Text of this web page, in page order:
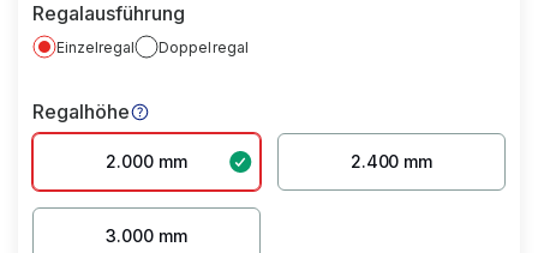
Regalausführung
Einzelregal Doppelregal
Regalhöhe
2.000 mm 2.400 mm
3.000 mm